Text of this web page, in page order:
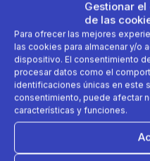
Gestionar
de las
Para ofrecer las mejores
las cookies para almacenar y/o
dispositivo. El consentimiento
procesar datos como el
identificaciones únicas en este
consentimiento, puede afectar
características y funciones.